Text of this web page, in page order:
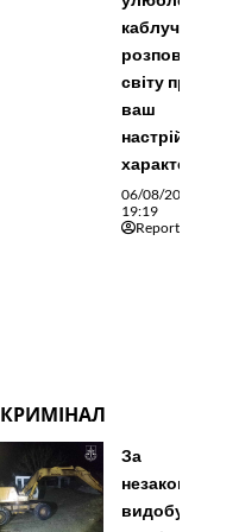
каблучка
розповідає
світу про
ваш
настрій та
характер
06/08/2026
19:19
Reporter
КРИМІНАЛ
За
незаконний
видобуток